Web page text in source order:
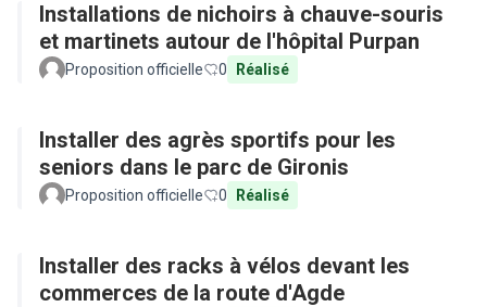
Installations de nichoirs à chauve-souris
et martinets autour de l'hôpital Purpan
Proposition officielle 0 Réalisé
Installer des agrès sportifs pour les
seniors dans le parc de Gironis
Proposition officielle 0 Réalisé
Installer des racks à vélos devant les
commerces de la route d'Agde